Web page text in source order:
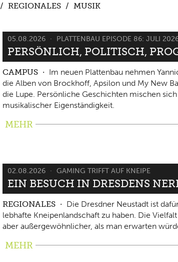
/ REGIONALES / MUSIK
05.08.2026 PLATTENBAU EPISODE 86: JULI
PERSÖNLICH, POLITISCH,
CAMPUS
Im neuen Plattenbau nehmen
die Alben von Brockhoff, Apsilon und My New
die Lupe. Persönliche Geschichten mischen
musikalischer Eigenständigkeit.
MEHR
02.08.2026 GAMING TRIFFT AUF KNEIPE
EIN BESUCH IN DRESDENS
REGIONALES
Die Dresdner Neustadt ist
lebhafte Kneipenlandschaft zu haben. Die
aber außergewöhnlicher, als man erwarten
MEHR